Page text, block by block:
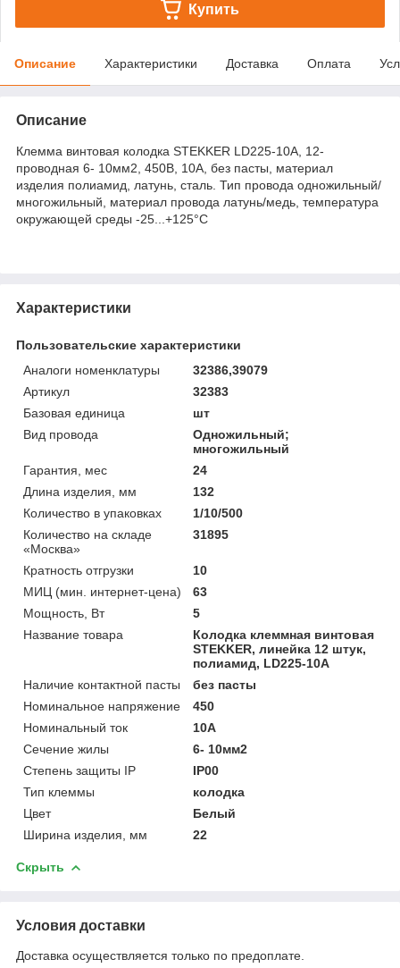
Купить
Описание Характеристики Доставка Оплата
Описание
Клемма винтовая колодка STEKKER LD225-10A, 12-
проводная 6- 10мм2, 450В, 10А, без пасты, материал
изделия полиамид, латунь, сталь. Тип провода одножильный/
многожильный, материал провода латунь/медь, температура
окружающей среды -25...+125°C
Характеристики
Пользовательские характеристики
Аналоги номенклатуры
32386,39079
Артикул
32383
Базовая единица
шт
Вид провода
Одножильный;
многожильный
Гарантия, мес
24
Длина изделия, мм
132
Количество в упаковках
1/10/500
Количество на складе
«Москва»
31895
Кратность отгрузки
10
МИЦ (мин. интернет-цена)
63
Мощность, Вт
5
Название товара
Колодка клеммная винтовая
STEKKER, линейка 12 штук,
полиамид, LD225-10A
Наличие контактной пасты
без пасты
Номинальное напряжение
450
Номинальный ток
10А
Сечение жилы
6- 10мм2
Степень защиты IP
IP00
Тип клеммы
колодка
Цвет
Белый
Ширина изделия, мм
22
Скрыть
Условия доставки
Доставка осуществляется только по предоплате.